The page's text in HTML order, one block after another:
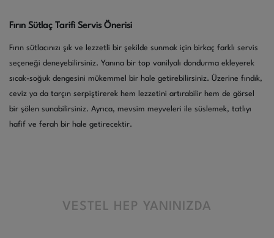
Fırın Sütlaç Tarifi Servis Önerisi
Fırın sütlacınızı şık ve lezzetli bir şekilde sunmak için birkaç farklı servis
seçeneği deneyebilirsiniz. Yanına bir top vanilyalı dondurma ekleyerek
sıcak-soğuk dengesini mükemmel bir hale getirebilirsiniz. Üzerine fındık,
ceviz ya da tarçın serpiştirerek hem lezzetini artırabilir hem de görsel
bir şölen sunabilirsiniz. Ayrıca, mevsim meyveleri ile süslemek, tatlıyı
hafif ve ferah bir hale getirecektir.
VESTEL HEP YANINIZDA